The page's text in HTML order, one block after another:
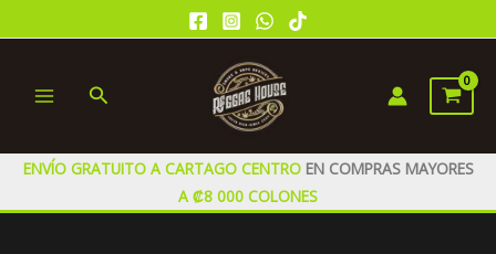
al
MENU
Buscar
ENVÍO GRATUITO A CARTAGO CENTRO EN COMPRAS MAYORES
A ₡8 000 COLONES